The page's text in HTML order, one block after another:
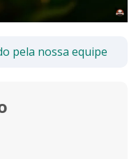
pela nossa equipe